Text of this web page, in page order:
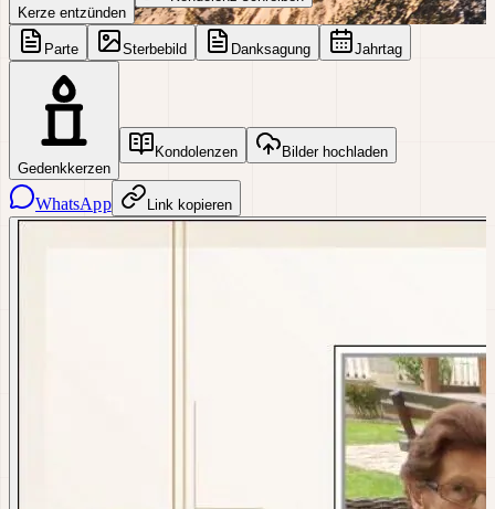
Kerze entzünden
Parte Sterbebild Danksagung Jahrtag
Gedenkkerzen
Kondolenzen Bilder hochladen
WhatsApp Link kopieren